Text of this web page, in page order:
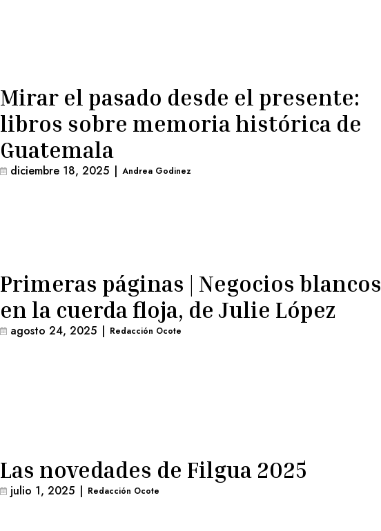
Mirar el pasado desde el presente:
libros sobre memoria histórica de
Guatemala
diciembre 18, 2025 | Andrea Godinez
Primeras páginas | Negocios blancos
en la cuerda floja, de Julie López
agosto 24, 2025 | Redacción Ocote
Las novedades de Filgua 2025
julio 1, 2025 | Redacción Ocote